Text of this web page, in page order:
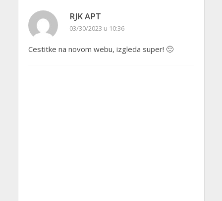
RJK APT
03/30/2023 u 10:36
Cestitke na novom webu, izgleda super! 🙂